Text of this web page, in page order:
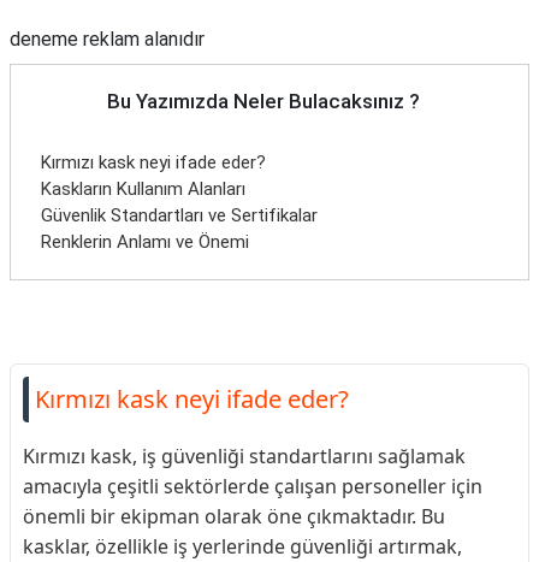
deneme reklam alanıdır
Bu Yazımızda Neler Bulacaksınız ?
Kırmızı kask neyi ifade eder?
Kaskların Kullanım Alanları
Güvenlik Standartları ve Sertifikalar
Renklerin Anlamı ve Önemi
Kırmızı kask neyi ifade eder?
Kırmızı kask, iş güvenliği standartlarını sağlamak
amacıyla çeşitli sektörlerde çalışan personeller için
önemli bir ekipman olarak öne çıkmaktadır. Bu
kasklar, özellikle iş yerlerinde güvenliği artırmak,